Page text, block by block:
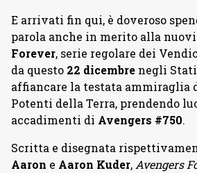
E arrivati fin qui, è doveroso
parola anche in merito alla
Forever, serie regolare dei
da questo 22 dicembre negli
affiancare la testata ammiraglia
Potenti della Terra, prendendo
accadimenti di Avengers #750.
Scritta e disegnata
Aaron e Aaron Kuder, Avengers